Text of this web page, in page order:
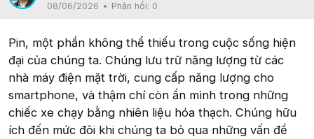
08/06/2026
Phản hồi: 0
Pin, một phần không thể thiếu trong cuộc sống hiện
đại của chúng ta. Chúng lưu trữ năng lượng từ các
nhà máy điện mặt trời, cung cấp năng lượng cho
smartphone, và thậm chí còn ẩn mình trong những
chiếc xe chạy bằng nhiên liệu hóa thạch. Chúng hữu
ích đến mức đôi khi chúng ta bỏ qua những vấn đề